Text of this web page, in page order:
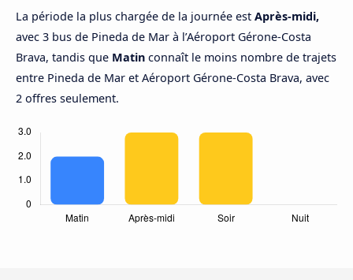
La période la plus chargée de la journée est Après-midi,
avec 3 bus de Pineda de Mar à l’Aéroport Gérone-Costa
Brava, tandis que Matin connaît le moins nombre de trajets
entre Pineda de Mar et Aéroport Gérone-Costa Brava, avec
2 offres seulement.